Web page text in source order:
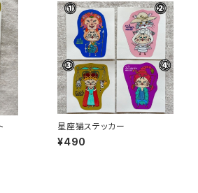
星座猫ステッカー
¥490